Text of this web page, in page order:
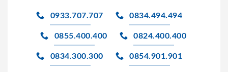
0933.707.707 0834.494.494
0855.400.400 0824.400.400
0834.300.300 0854.901.901